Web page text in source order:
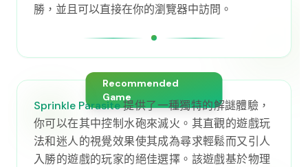
勝，並且可以直接在你的瀏覽器中訪問。
Recommended
Game
Sprinkle Parasite提供了一種獨特的解謎體驗，
你可以在其中控制水砲來滅火。其直觀的遊戲玩
法和迷人的視覺效果使其成為尋求輕鬆而又引人
入勝的遊戲的玩家的絕佳選擇。該遊戲基於物理